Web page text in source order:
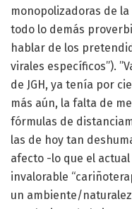
monopolizadoras de
todo lo demás
hablar de los
virales específicos”).
de JGH, ya tenía por
más aún, la falta de
fórmulas de
las de hoy tan
afecto -lo que el
invalorable
un ambiente/